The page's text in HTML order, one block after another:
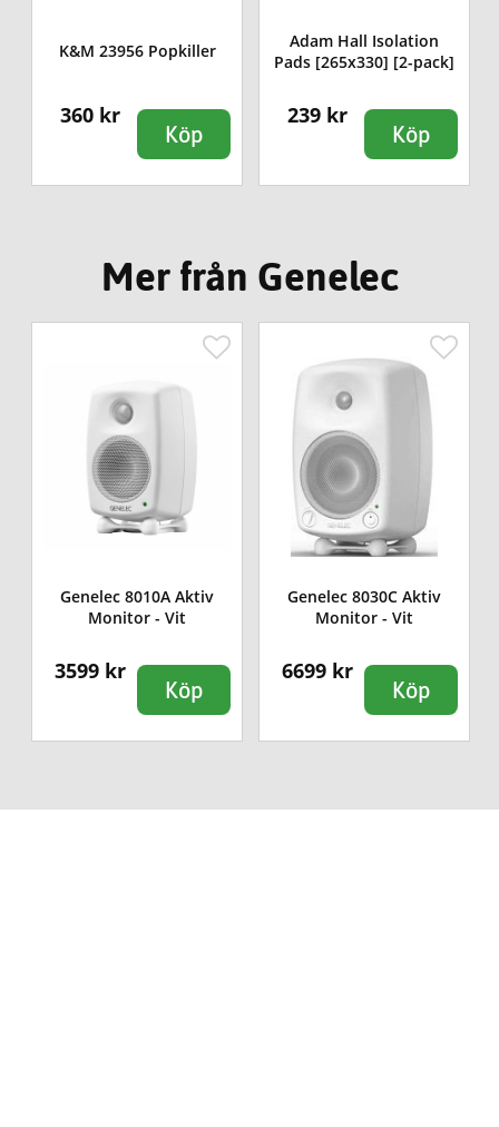
K&M 23956 Popkiller
360 kr
Köp
Adam Hall Isolation
Pads [265x330] [2-pack]
239 kr
Köp
Mer från Genelec
Genelec 8010A Aktiv
Monitor - Vit
3599 kr
Köp
Genelec 8030C Aktiv
Monitor - Vit
6699 kr
Köp